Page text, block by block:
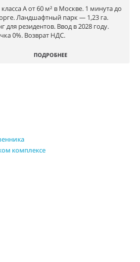
А от 60 м² в Москве. 1 минута до
Ландшафтный парк — 1,23 га.
для резидентов. Ввод в 2028 году.
0%. Возврат НДС.
ПОДРОБНЕЕ
комплексе